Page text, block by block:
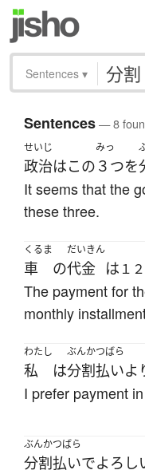
Sentences ▾
Sentences— 8
せいじ
政治はこの
みっ
３つを
It seems that the
these three.
くるま
車 の
だいきん
代金 は １２
The payment for
monthly
わたし
私 は
ぶんかつばら
分割払いよ
I prefer payment
ぶんかつばら
分割払いでよろし